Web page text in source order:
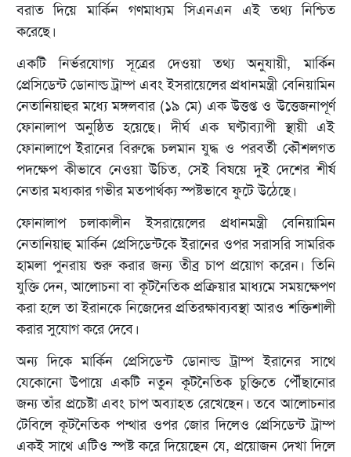
বরাত দিয়ে মার্কিন গণমাধ্যম সিএনএন এই তথ্য নিশ্চিত
করেছে।
একটি নির্ভরযোগ্য সূত্রের দেওয়া তথ্য অনুযায়ী, মার্কিন
প্রেসিডেন্ট ডোনাল্ড ট্রাম্প এবং ইসরায়েলের প্রধানমন্ত্রী বেনিয়ামিন
নেতানিয়াহুর মধ্যে মঙ্গলবার (১৯ মে) এক উত্তপ্ত ও উত্তেজনাপূর্ণ
ফোনালাপ অনুষ্ঠিত হয়েছে। দীর্ঘ এক ঘণ্টাব্যাপী স্থায়ী এই
ফোনালাপে ইরানের বিরুদ্ধে চলমান যুদ্ধ ও পরবর্তী কৌশলগত
পদক্ষেপ কীভাবে নেওয়া উচিত, সেই বিষয়ে দুই দেশের শীর্ষ
নেতার মধ্যকার গভীর মতপার্থক্য স্পষ্টভাবে ফুটে উঠেছে।
ফোনালাপ চলাকালীন ইসরায়েলের প্রধানমন্ত্রী বেনিয়ামিন
নেতানিয়াহু মার্কিন প্রেসিডেন্টকে ইরানের ওপর সরাসরি সামরিক
হামলা পুনরায় শুরু করার জন্য তীব্র চাপ প্রয়োগ করেন। তিনি
যুক্তি দেন, আলোচনা বা কূটনৈতিক প্রক্রিয়ার মাধ্যমে সময়ক্ষেপণ
করা হলে তা ইরানকে নিজেদের প্রতিরক্ষাব্যবস্থা আরও শক্তিশালী
করার সুযোগ করে দেবে।
অন্য দিকে মার্কিন প্রেসিডেন্ট ডোনাল্ড ট্রাম্প ইরানের সাথে
যেকোনো উপায়ে একটি নতুন কূটনৈতিক চুক্তিতে পৌঁছানোর
জন্য তাঁর প্রচেষ্টা এবং চাপ অব্যাহত রেখেছেন। তবে আলোচনার
টেবিলে কূটনৈতিক পন্থার ওপর জোর দিলেও প্রেসিডেন্ট ট্রাম্প
একই সাথে এটিও স্পষ্ট করে দিয়েছেন যে, প্রয়োজন দেখা দিলে